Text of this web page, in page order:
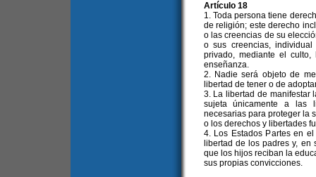
Artículo 18
1. Toda persona tiene
de religión; este derecho
o las creencias de su
o sus creencias,
privado, mediante el
enseñanza.
2. Nadie será objeto de
libertad de tener o de
3. La libertad de manifestar
sujeta únicamente a las
necesarias para proteger la
o los derechos y libertades
4. Los Estados Partes en
libertad de los padres y,
que los hijos reciban la
sus propias convicciones.